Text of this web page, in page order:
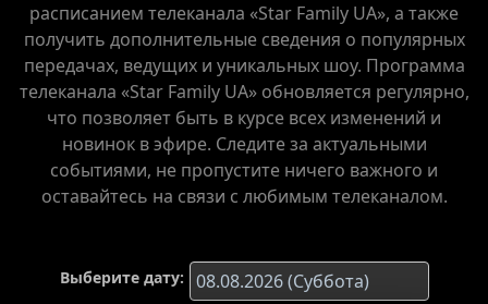
расписанием телеканала «Star Family UA», а также
получить дополнительные сведения о популярных
передачах, ведущих и уникальных шоу. Программа
телеканала «Star Family UA» обновляется регулярно,
что позволяет быть в курсе всех изменений и
новинок в эфире. Следите за актуальными
событиями, не пропустите ничего важного и
оставайтесь на связи с любимым телеканалом.
Выберите дату: